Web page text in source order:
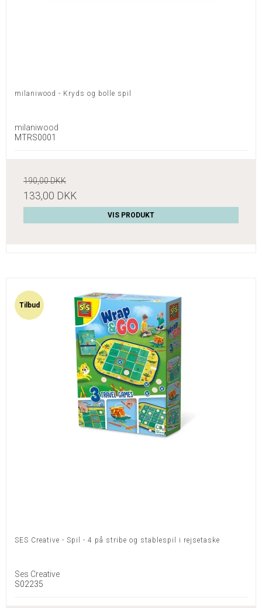
milaniwood - Kryds og bolle spil
milaniwood
MTRS0001
190,00 DKK
133,00 DKK
VIS PRODUKT
Tilbud
SES Creative - Spil - 4 på stribe og stablespil i rejsetaske
Ses Creative
S02235